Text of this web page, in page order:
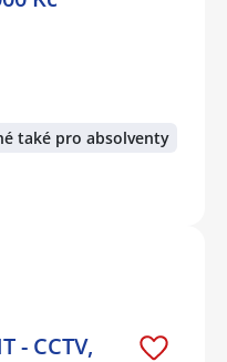
také pro absolventy
- CCTV,